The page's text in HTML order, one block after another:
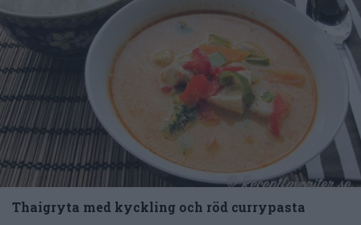
Thaigryta med kyckling och röd currypasta